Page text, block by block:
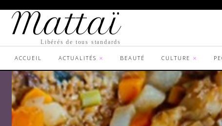
Mattaï
Libérés de tous standards
ACCUEIL ACTUALITÉS BEAUTÉ CULTURE